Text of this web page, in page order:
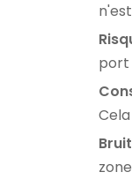
port